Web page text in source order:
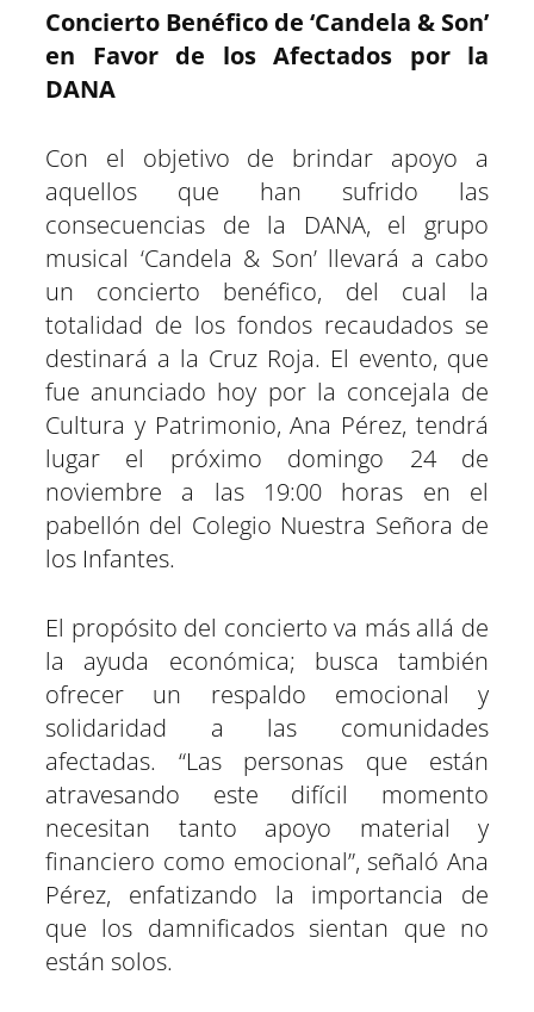
r
t
r
e
n
t
t
e
r
)
t
o
o
r
t
i
r
s
A
p
p
r
i
r
r
a
m
r
t
i
r
e
r
e
s
t
r
t
d
I
n
Concierto Benéfico de ‘Candela & Son’
en Favor de los Afectados por la
DANA
Con el objetivo de brindar apoyo a
aquellos que han sufrido las
consecuencias de la DANA, el grupo
musical ‘Candela & Son’ llevará a cabo
un concierto benéfico, del cual la
totalidad de los fondos recaudados se
destinará a la Cruz Roja. El evento, que
fue anunciado hoy por la concejala de
Cultura y Patrimonio, Ana Pérez, tendrá
lugar el próximo domingo 24 de
noviembre a las 19:00 horas en el
pabellón del Colegio Nuestra Señora de
los Infantes.
El propósito del concierto va más allá de
la ayuda económica; busca también
ofrecer un respaldo emocional y
solidaridad a las comunidades
afectadas. “Las personas que están
atravesando este difícil momento
necesitan tanto apoyo material y
financiero como emocional”, señaló Ana
Pérez, enfatizando la importancia de
que los damnificados sientan que no
están solos.